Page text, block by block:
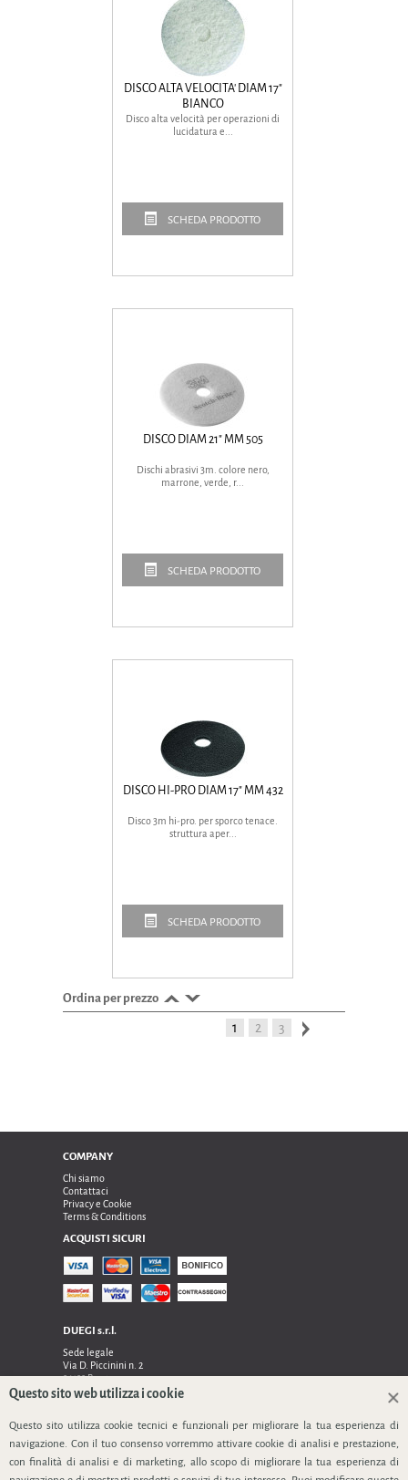
DISCO ALTA VELOCITA' DIAM 17"
BIANCO
Disco alta velocità per operazioni di
lucidatura e...
SCHEDA PRODOTTO
DISCO DIAM 21" MM 505
Dischi abrasivi 3m. colore nero,
marrone, verde, r...
SCHEDA PRODOTTO
DISCO HI-PRO DIAM 17" MM 432
Disco 3m hi-pro. per sporco tenace.
struttura aper...
SCHEDA PRODOTTO
1 2 3
Ordina per prezzo
COMPANY
Chi siamo
Contattaci
Privacy e Cookie
Terms & Conditions
ACQUISTI SICURI
DUEGI s.r.l.
Sede legale
Via D. Piccinini n. 2
24122 Bergamo
Sede operativa e amministrativa:
24048 Treviolo (Bg)
TEL 0354128024, FAX 0354129132
P.IVA 03535240166
SEGUICI
Questo sito web utilizza i cookie
Questo sito utilizza cookie tecnici e funzionali per migliorare la tua esperienza di
navigazione. Con il tuo consenso vorremmo attivare cookie di analisi e prestazione,
con finalità di analisi e di marketing, allo scopo di migliorare la tua esperienza di